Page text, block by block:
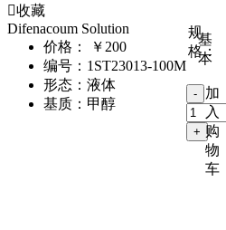
收藏
Difenacoum Solution
价格：
￥200
编号： 1ST23013-100M
形态： 液体
基质： 甲醇
规
格：
加
入
购
物
车
基
本